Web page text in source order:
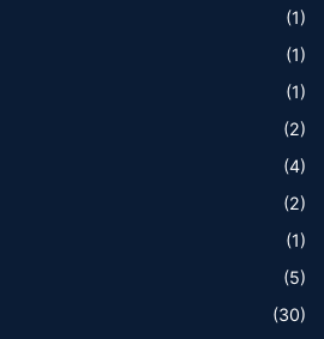
(1)
(1)
(1)
(2)
(4)
(2)
(1)
(5)
(30)